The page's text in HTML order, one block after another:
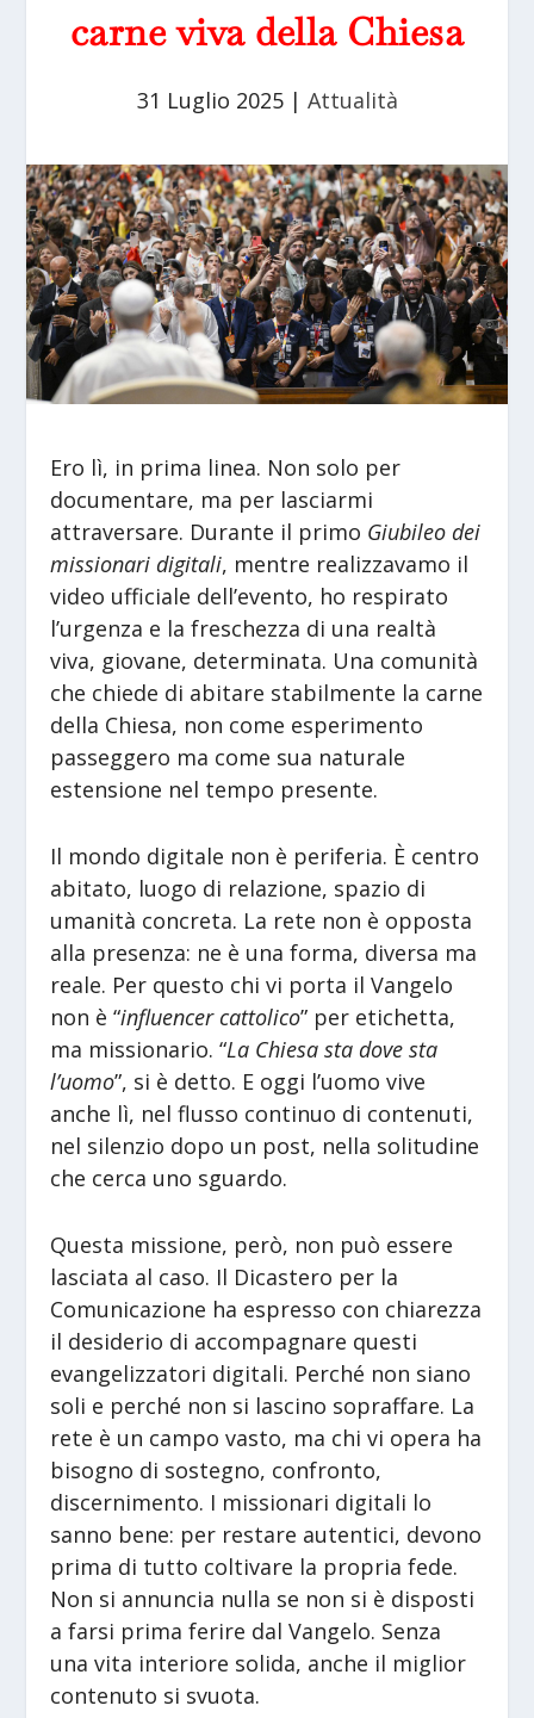
carne viva della Chiesa
31 Luglio 2025| Attualità
Ero lì, in prima linea. Non solo per
documentare, ma per lasciarmi
attraversare. Durante il primo Giubileo dei
missionari digitali, mentre realizzavamo il
video ufficiale dell’evento, ho respirato
l’urgenza e la freschezza di una realtà
viva, giovane, determinata. Una comunità
che chiede di abitare stabilmente la carne
della Chiesa, non come esperimento
passeggero ma come sua naturale
estensione nel tempo presente.
Il mondo digitale non è periferia. È centro
abitato, luogo di relazione, spazio di
umanità concreta. La rete non è opposta
alla presenza: ne è una forma, diversa ma
reale. Per questo chi vi porta il Vangelo
non è “influencer cattolico” per etichetta,
ma missionario. “La Chiesa sta dove sta
l’uomo”, si è detto. E oggi l’uomo vive
anche lì, nel flusso continuo di contenuti,
nel silenzio dopo un post, nella solitudine
che cerca uno sguardo.
Questa missione, però, non può essere
lasciata al caso. Il Dicastero per la
Comunicazione ha espresso con chiarezza
il desiderio di accompagnare questi
evangelizzatori digitali. Perché non siano
soli e perché non si lascino sopraffare. La
rete è un campo vasto, ma chi vi opera ha
bisogno di sostegno, confronto,
discernimento. I missionari digitali lo
sanno bene: per restare autentici, devono
prima di tutto coltivare la propria fede.
Non si annuncia nulla se non si è disposti
a farsi prima ferire dal Vangelo. Senza
una vita interiore solida, anche il miglior
contenuto si svuota.